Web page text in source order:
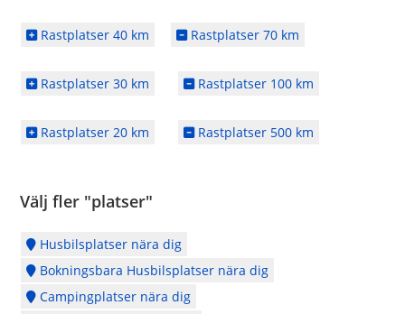
Rastplatser 40 km Rastplatser 70 km
Rastplatser 30 km Rastplatser 100 km
Rastplatser 20 km Rastplatser 500 km
Välj fler "platser"
Husbilsplatser nära dig
Bokningsbara Husbilsplatser nära dig
Campingplatser nära dig